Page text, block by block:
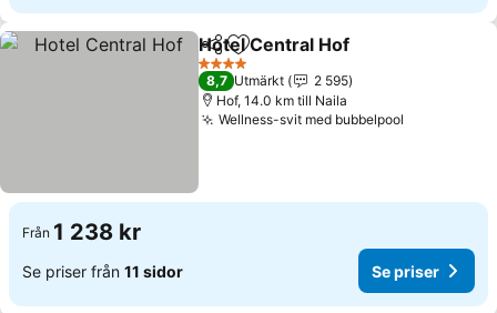
Dela Lägg till i Mina Favoriter
Hotel Central Hof
4 Stjärnor
8,7 Utmärkt
2 595
Hof, 14.0 km till Naila
Wellness-svit med bubbelpool
Från 1 238 kr
Se priser från 11 sidor Se priser